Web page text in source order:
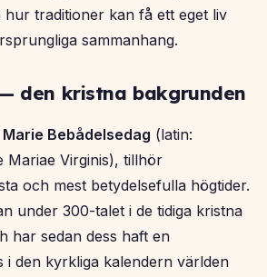
hur traditioner kan få ett eget liv
sammanhang.
den kristna bakgrunden
Marie Bebådelsedag (latin:
Mariae Virginis), tillhör
och mest betydelsefulla högtider.
under 300-talet i de tidiga kristna
har sedan dess haft en
i den kyrkliga kalendern världen